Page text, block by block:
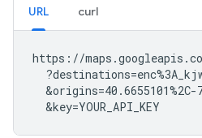
URL curl
https://
&origins=40.6655101%2C-
  &key=YOUR_API_KEY